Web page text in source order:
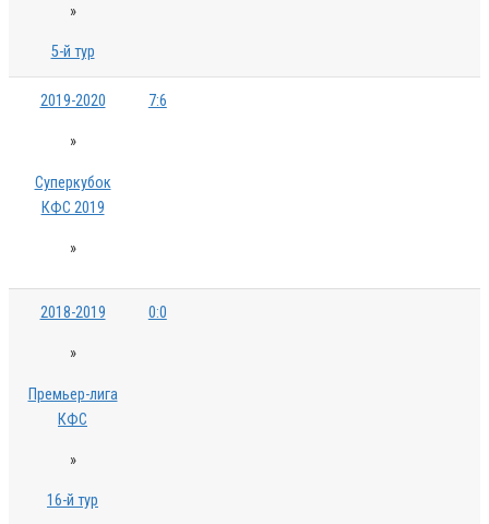
»
5-й тур
2019-2020
»
Суперкубок
КФС 2019
»
7:6
2018-2019
»
Премьер-лига
КФС
»
16-й тур
0:0